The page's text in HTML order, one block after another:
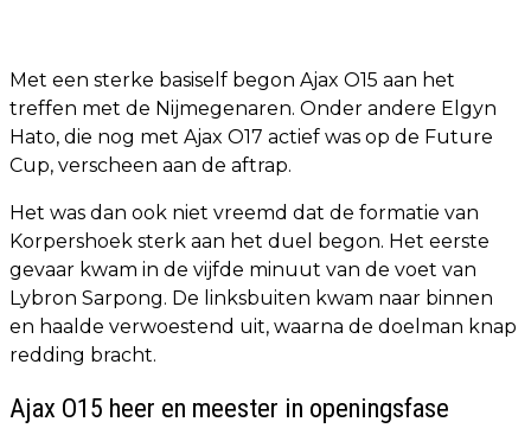
Met een sterke basiself begon Ajax O15 aan het
treffen met de Nijmegenaren. Onder andere Elgyn
Hato, die nog met Ajax O17 actief was op de Future
Cup, verscheen aan de aftrap.
Het was dan ook niet vreemd dat de formatie van
Korpershoek sterk aan het duel begon. Het eerste
gevaar kwam in de vijfde minuut van de voet van
Lybron Sarpong. De linksbuiten kwam naar binnen
en haalde verwoestend uit, waarna de doelman knap
redding bracht.
Ajax O15 heer en meester in openingsfase